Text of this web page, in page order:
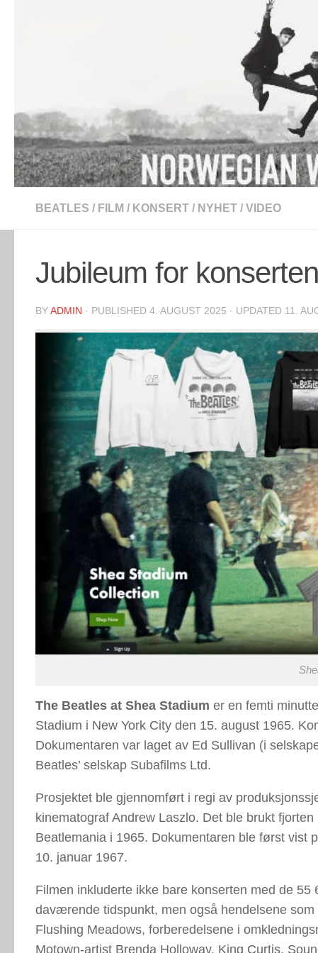
BEATLES / FILM / KONSERT / NYHET / VIDEO
Jubileum for
BYADMIN · PUBLISHED 4. AUGUST 2025 · UPDATED 11.
The Beatles at Shea Stadium er en femti
Stadium i New York City den 15. august 1965.
Dokumentaren var laget av Ed Sullivan (i
Beatles’ selskap Subafilms Ltd.
Prosjektet ble gjennomført i regi av
kinematograf Andrew Laszlo. Det ble brukt
Beatlemania i 1965. Dokumentaren ble først vist
10. januar 1967.
Filmen inkluderte ikke bare konserten med de
daværende tidspunkt, men også hendelsene
Flushing Meadows, forberedelsene i
Motown-artist Brenda Holloway, King Curtis,